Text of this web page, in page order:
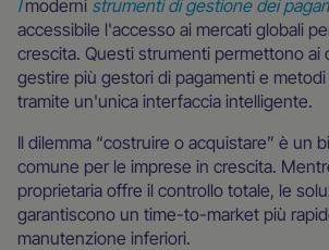
Imoderni strumenti di gestione dei
accessibile l'accesso ai mercati globali
crescita. Questi strumenti permettono ai
gestire più gestori di pagamenti e
tramite un'unica interfaccia intelligente.
Il dilemma “costruire o acquistare” è un
comune per le imprese in crescita.
proprietaria offre il controllo totale, le
garantiscono un time-to-market più
manutenzione inferiori.